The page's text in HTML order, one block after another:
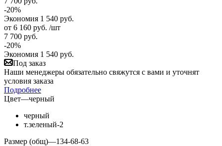
-20%
Экономия 1 540 руб.
от 6 160 руб. /шт
7 700 руб.
-20%
Экономия 1 540 руб.
Под заказ
Наши менеджеры обязательно свяжутся с вами и уточнят
условия заказа
Подробнее
Цвет—черный
черный
т.зеленый-2
Размер (общ)—134-68-63